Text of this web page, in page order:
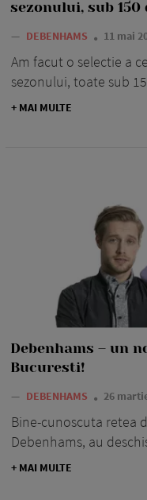
sezonului, sub 150
— DEBENHAMS 11 mai
Am facut o selectie a
sezonului, toate sub
+ MAI MULTE
Debenhams – un
Bucuresti!
— DEBENHAMS 26
Bine-cunoscuta retea
Debenhams, au
+ MAI MULTE